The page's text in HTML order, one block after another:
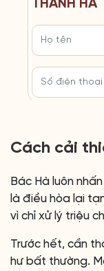
THANH HÀ
Cách cải
Bác Hà luôn
là điều hòa lại
vì chỉ xử lý triệu
Trước hết, cần
hư bất thường.